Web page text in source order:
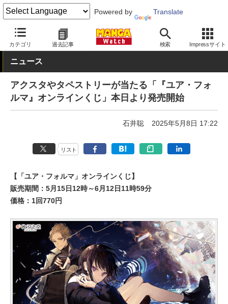
Powered by Translate
カテゴリ 過去記事 検索 Impressサイト
MANGA Watch グッズ
ニュース
アクスタやタペストリーが当たる「『ユア・フォ
ルマ』オンラインくじ」本日より発売開始
石井聡 2025年5月8日 17:22
リスト
【「ユア・フォルマ」オンラインくじ】
販売期間：5月15日12時～6月12日11時59分
価格：1回770円